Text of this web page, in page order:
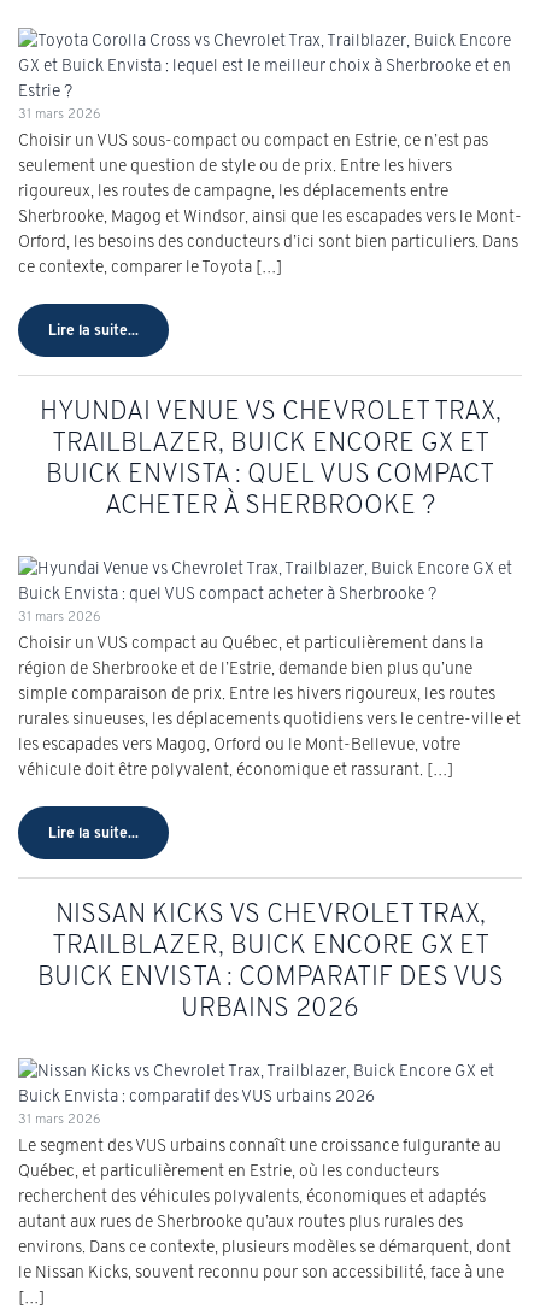
31 mars 2026
Choisir un VUS sous-compact ou compact en Estrie, ce n’est pas
seulement une question de style ou de prix. Entre les hivers
rigoureux, les routes de campagne, les déplacements entre
Sherbrooke, Magog et Windsor, ainsi que les escapades vers le Mont-
Orford, les besoins des conducteurs d’ici sont bien particuliers. Dans
ce contexte, comparer le Toyota […]
Lire la suite...
HYUNDAI VENUE VS CHEVROLET TRAX,
TRAILBLAZER, BUICK ENCORE GX ET
BUICK ENVISTA : QUEL VUS COMPACT
ACHETER À SHERBROOKE ?
31 mars 2026
Choisir un VUS compact au Québec, et particulièrement dans la
région de Sherbrooke et de l’Estrie, demande bien plus qu’une
simple comparaison de prix. Entre les hivers rigoureux, les routes
rurales sinueuses, les déplacements quotidiens vers le centre-ville et
les escapades vers Magog, Orford ou le Mont-Bellevue, votre
véhicule doit être polyvalent, économique et rassurant. […]
Lire la suite...
NISSAN KICKS VS CHEVROLET TRAX,
TRAILBLAZER, BUICK ENCORE GX ET
BUICK ENVISTA : COMPARATIF DES VUS
URBAINS 2026
31 mars 2026
Le segment des VUS urbains connaît une croissance fulgurante au
Québec, et particulièrement en Estrie, où les conducteurs
recherchent des véhicules polyvalents, économiques et adaptés
autant aux rues de Sherbrooke qu’aux routes plus rurales des
environs. Dans ce contexte, plusieurs modèles se démarquent, dont
le Nissan Kicks, souvent reconnu pour son accessibilité, face à une
[…]